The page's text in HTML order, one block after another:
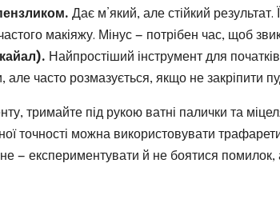
Дає м’який, але стійкий
макіяжу. Мінус — потрібен час, щоб
Найпростіший інструмент для
часто розмазується, якщо не закріпити
тримайте під рукою ватні палички та
точності можна використовувати
— експериментувати й не боятися